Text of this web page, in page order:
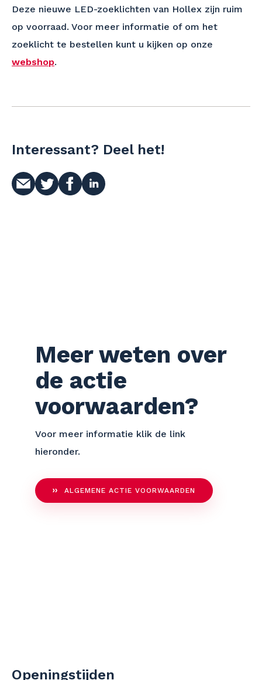
Deze nieuwe LED-zoeklichten van Hollex zijn ruim
op voorraad. Voor meer informatie of om het
zoeklicht te bestellen kunt u kijken op onze
webshop.
Interessant? Deel het!
Meer weten over
de actie
voorwaarden?
Voor meer informatie klik de link
hieronder.
ALGEMENE ACTIE VOORWAARDEN
Openingstijden